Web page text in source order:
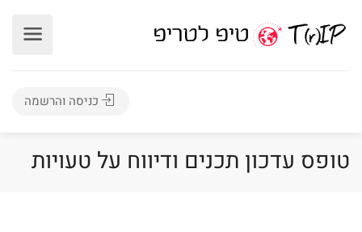
כניסה והרשמה
טופס עדכון תכנים ודיווח על טעויות